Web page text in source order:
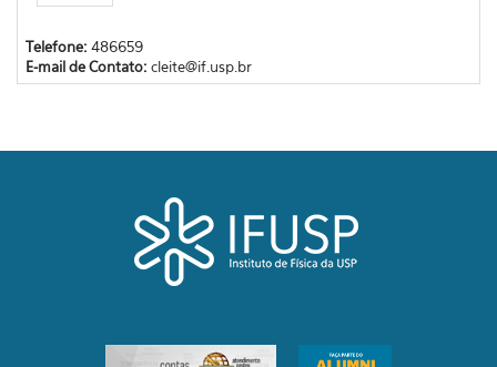
Telefone: 486659
E-mail de Contato: cleite@if.usp.br